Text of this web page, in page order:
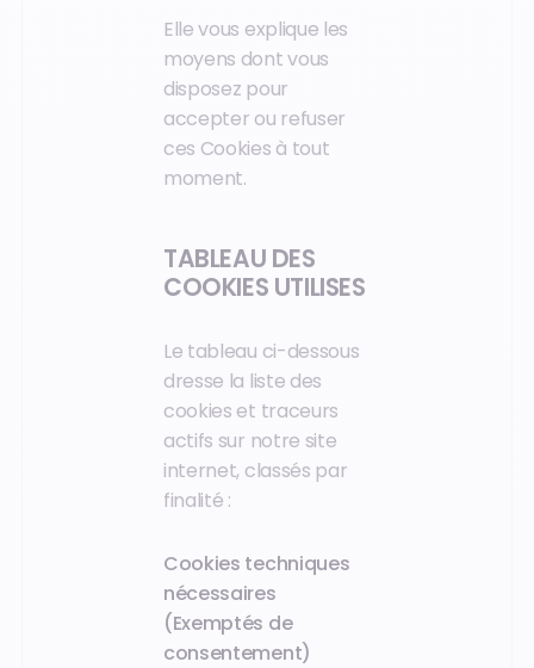
Elle vous explique les
moyens dont vous
disposez pour
accepter ou refuser
ces Cookies à tout
moment.
TABLEAU DES
COOKIES UTILISES
Le tableau ci-dessous
dresse la liste des
cookies et traceurs
actifs sur notre site
internet, classés par
finalité :
Cookies techniques
nécessaires
(Exemptés de
consentement)